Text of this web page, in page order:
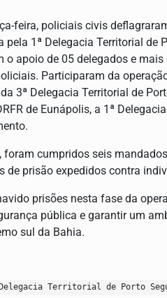
feira, policiais civis
pela 1ª Delegacia Territorial de
o apoio de 05 delegados e
Participaram da
3ª Delegacia Territorial de
de Eunápolis, a 1ª
foram cumpridos seis
de prisão expedidos contra
prisões nesta fase da
pública e garantir um
sul da Bahia.
Territorial de Porto